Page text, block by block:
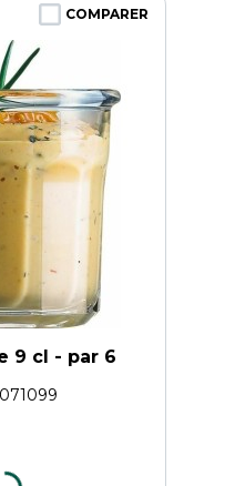
9 cl - par 6
COMPARER